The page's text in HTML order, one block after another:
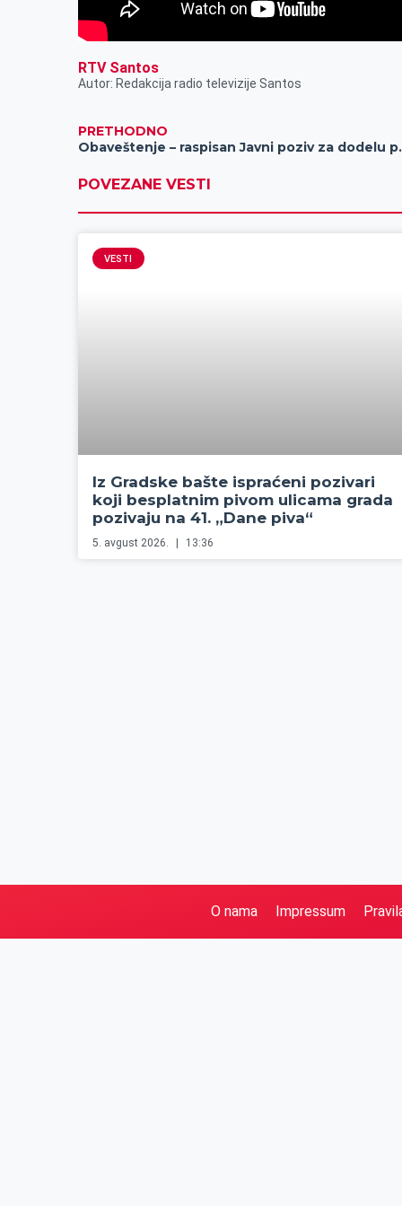
RTV Santos
Autor: Redakcija radio televizije Santos
PRETHODNO
Obaveštenje –
POVEZANE VESTI
VESTI
Iz Gradske bašte ispraćeni pozivari
koji besplatnim pivom ulicama grada
pozivaju na 41. „Dane piva“
5. avgust 2026. 13:36
O nama Impressum